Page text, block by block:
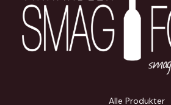
Alle Produkter